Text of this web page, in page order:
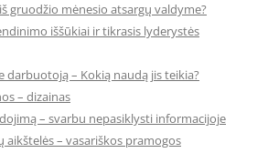
gruodžio mėnesio atsargų valdyme?
iššūkiai ir tikrasis lyderystės
darbuotoją – Kokią naudą jis teikia?
– dizainas
– svarbu nepasiklysti informacijoje
aikštelės – vasariškos pramogos